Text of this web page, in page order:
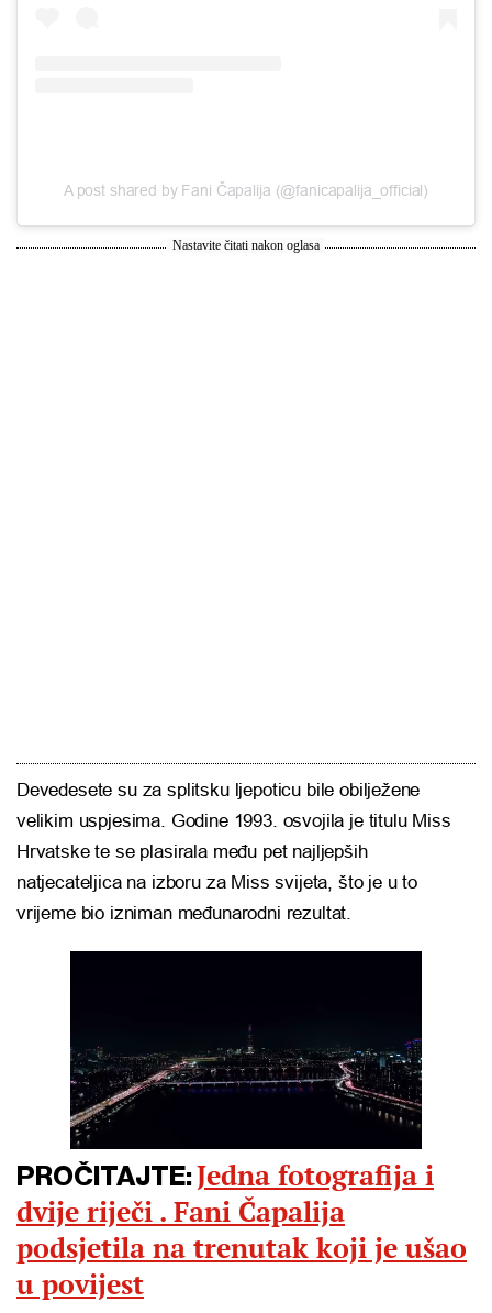
A post shared by Fani Čapalija (@fanicapalija_official)
Nastavite čitati nakon oglasa
Devedesete su za splitsku ljepoticu bile obilježene
velikim uspjesima. Godine 1993. osvojila je titulu Miss
Hrvatske te se plasirala među pet najljepših
natjecateljica na izboru za Miss svijeta, što je u to
vrijeme bio izniman međunarodni rezultat.
PROČITAJTE:Jedna fotografija i
dvije riječi . Fani Čapalija
podsjetila na trenutak koji je ušao
u povijest